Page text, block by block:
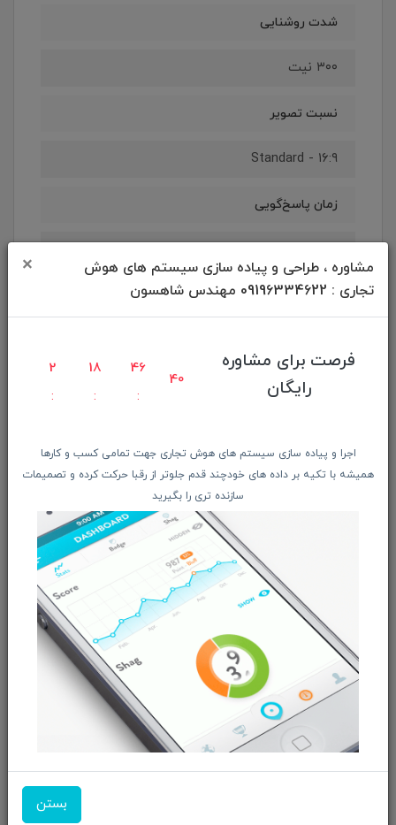
مشاوره ، طراحی و پیاده سازی سیستم های هوش
تجاری : 09196334622 مهندس شاهسون
×
فرصت برای مشاوره
رایگان
2 18 46
39
اجرا و پیاده سازی سیستم های هوش تجاری جهت تمامی کسب و کارها
همیشه با تکیه بر داده های خودچند قدم جلوتر از رقبا حرکت کرده و تصمیمات
سازنده تری را بگیرید
بستن
شدت روشنایی
۳۰۰ نیت
نسبت تصویر
۱۶:۹ - Standard
زمان پاسخ‌گویی
فرکانس عمودی
فرکانس افقی
کنتراست استاتیک
کنتراست داینامیک
۱۰۰۰۰۰۰۰۰:۱
رزولوشن صفحه نمایش
۱۰۸۰ × ۱۹۲۰ پیکسل
زاویه دید (افقی/عمودی)